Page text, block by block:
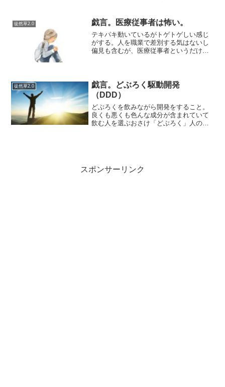
この物価高のご時世何のフルーツを買う
にしても高い。加工されて...
徒然草2.0 戯言。医療従事者は怖い。
テキパキ動いているがトゲトゲしい感じ
がする。人を職業で差別する気はないし
偏見も含むが、医療従事者というだけで
の問題では一切なく私の問...
徒然草2.0
戯言。どぶろく駆動開発
（DDD）
どぶろくを飲みながら開発をすること。
良くも悪くも色んな成分が含まれていて
飲む人を選ぶおさけ「どぶろく」人の精
スポンサーリンク